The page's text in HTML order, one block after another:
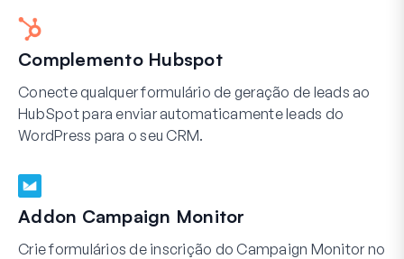
Complemento Hubspot
Conecte qualquer formulário de geração de leads ao
HubSpot para enviar automaticamente leads do
WordPress para o seu CRM.
Addon Campaign Monitor
Crie formulários de inscrição do Campaign Monitor no